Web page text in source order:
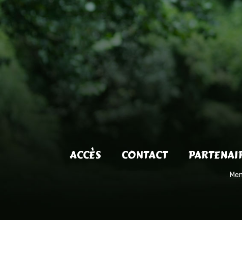
ACCÈS CONTACT